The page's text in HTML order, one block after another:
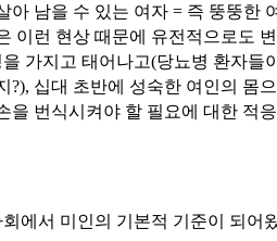
아 남을 수 있는 여자 = 즉 뚱뚱한
이런 현상 때문에 유전적으로도
가지고 태어나고(당뇨병 환자들
?), 십대 초반에 성숙한 여인의 몸
을 번식시켜야 할 필요에 대한 적
에서 미인의 기본적 기준이 되어